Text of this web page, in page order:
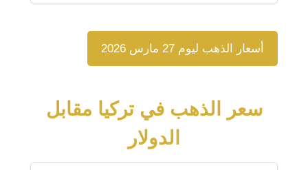
أسعار الذهب ليوم 27 مارس 2026
سعر الذهب في تركيا مقابل
الدولار